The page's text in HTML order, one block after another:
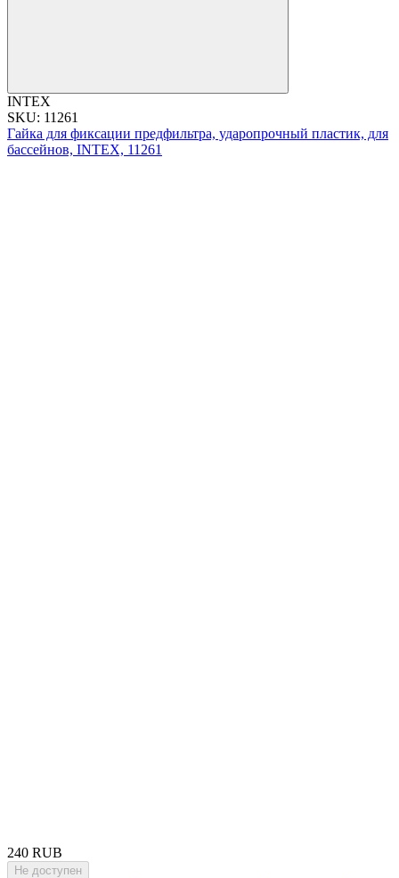
INTEX
SKU: 11261
Гайка для фиксации предфильтра, ударопрочный пластик, для
бассейнов, INTEX, 11261
240 RUB
Не доступен